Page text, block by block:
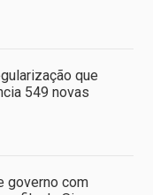
que
549 novas
governo com